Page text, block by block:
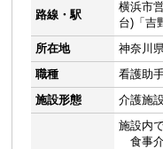
路線・駅
横浜市
台)「吉
所在地
神奈川
職種
看護助
施設形態
介護施
施設内
食事